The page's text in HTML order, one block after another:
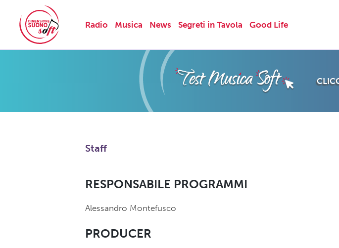
Radio Musica News Segreti in Tavola Good Life
Staff
RESPONSABILE PROGRAMMI
Alessandro Montefusco
PRODUCER